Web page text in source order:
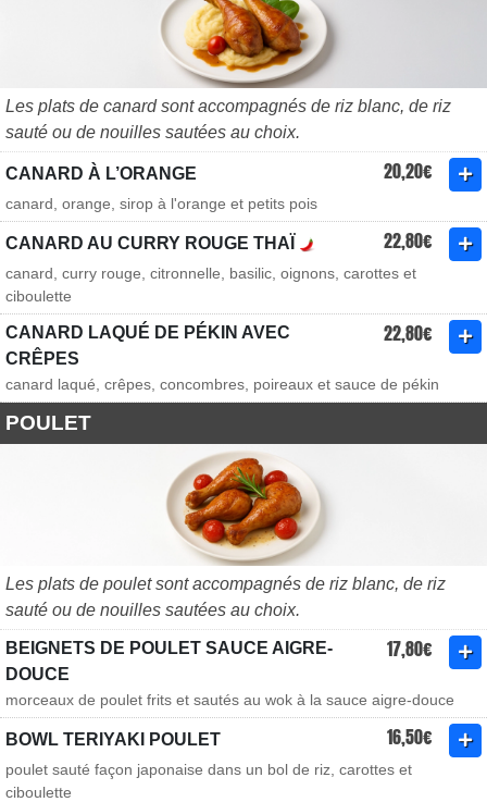
Les plats de canard sont accompagnés de riz blanc, de riz
sauté ou de nouilles sautées au choix.
CANARD À L’ORANGE 20,20€
canard, orange, sirop à l'orange et petits pois
CANARD AU CURRY ROUGE THAÏ 22,80€
canard, curry rouge, citronnelle, basilic, oignons, carottes et
ciboulette
CANARD LAQUÉ DE PÉKIN AVEC
CRÊPES
22,80€
canard laqué, crêpes, concombres, poireaux et sauce de pékin
POULET
Les plats de poulet sont accompagnés de riz blanc, de riz
sauté ou de nouilles sautées au choix.
BEIGNETS DE POULET SAUCE AIGRE-
DOUCE
17,80€
morceaux de poulet frits et sautés au wok à la sauce aigre-douce
BOWL TERIYAKI POULET 16,50€
poulet sauté façon japonaise dans un bol de riz, carottes et
ciboulette